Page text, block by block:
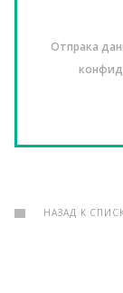
Отпрака
НАЗАД К